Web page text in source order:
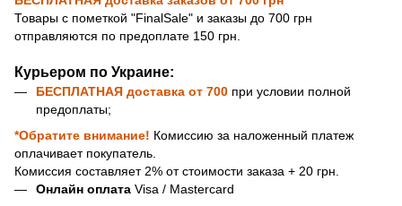
Товары с пометкой "FinalSale" и заказы до 700 грн
отправляются по предоплате 150 грн.
Курьером по Украине:
БЕСПЛАТНАЯ доставка от 700 при условии полной
предоплаты;
*Обратите внимание! Комиссию за наложенный платеж
оплачивает покупатель.
Комиссия составляет 2% от стоимости заказа + 20 грн.
Онлайн оплата Visa / Mastercard